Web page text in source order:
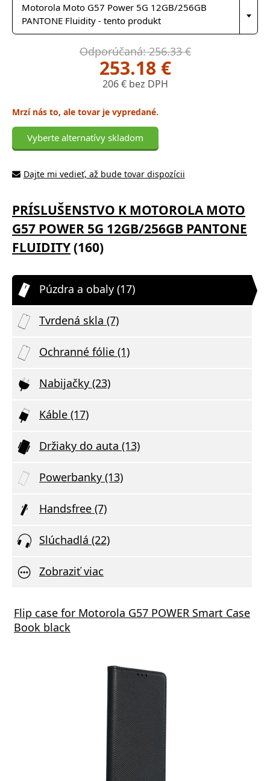
Motorola Moto G57 Power 5G 12GB/256GB
PANTONE Fluidity - tento produkt
Odporúčaná: 256.33 €
253.18 €
206 € bez DPH
Mrzí nás to, ale tovar je vypredané.
Vyberte alternatívy skladom
Dajte mi vedieť, až bude tovar dispozícii
PRÍSLUŠENSTVO K MOTOROLA MOTO
G57 POWER 5G 12GB/256GB PANTONE
FLUIDITY(160)
Púzdra a obaly (17)
Tvrdená skla (7)
Ochranné fólie (1)
Nabijačky (23)
Káble (17)
Držiaky do auta (13)
Powerbanky (13)
Handsfree (7)
Slúchadlá (22)
Zobraziť viac
Flip case for Motorola G57 POWER Smart Case
Book black
Redmi Buds 6 Coral Green
Watch 4 Carbon black